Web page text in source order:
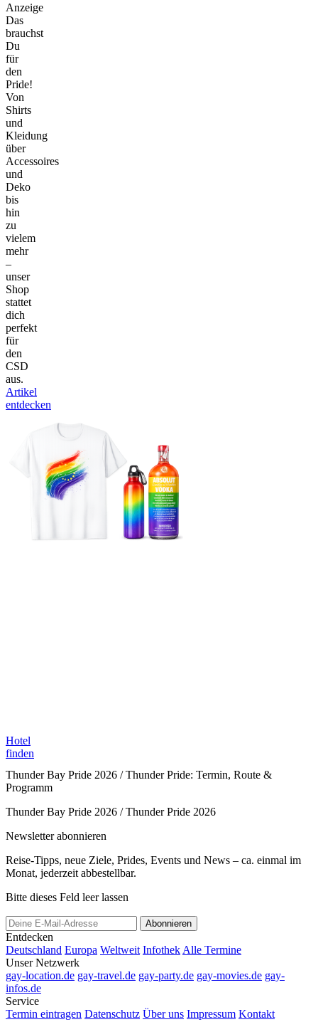
Anzeige
Das
brauchst
Du
für
den
Pride!
Von
Shirts
und
Kleidung
über
Accessoires
und
Deko
bis
hin
zu
vielem
mehr
–
unser
Shop
stattet
dich
perfekt
für
den
CSD
aus.
Artikel
entdecken
Hotel
finden
Thunder Bay Pride 2026 / Thunder Pride: Termin, Route &
Programm
Thunder Bay Pride 2026 / Thunder Pride 2026
Newsletter abonnieren
Reise-Tipps, neue Ziele, Prides, Events und News – ca. einmal im
Monat, jederzeit abbestellbar.
Bitte dieses Feld leer lassen
Abonnieren
Entdecken
Deutschland Europa Weltweit Infothek Alle Termine
Unser Netzwerk
gay-location.de gay-travel.de gay-party.de gay-movies.de gay-
infos.de
Service
Termin eintragen Datenschutz Über uns Impressum Kontakt